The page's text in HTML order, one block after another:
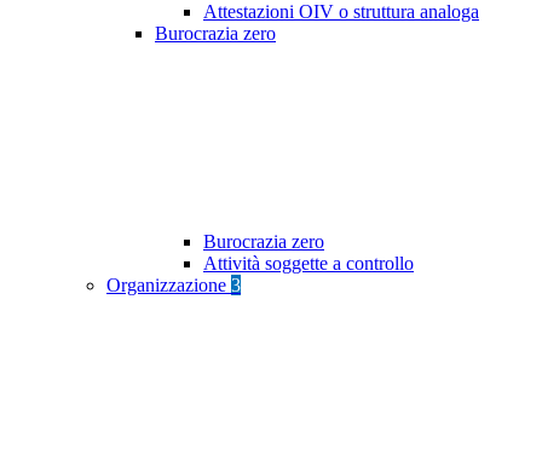
Attestazioni OIV o struttura analoga
Burocrazia zero
Burocrazia zero
Attività soggette a controllo
Organizzazione 3